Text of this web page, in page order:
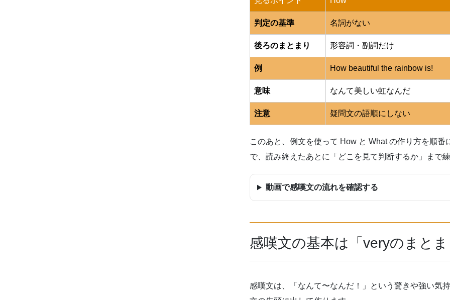
判定の基準 名詞がない
後ろのまとまり 形容詞・副詞だけ
例 How beautiful the rainbow is!
意味 なんて美しい虹なんだ
注意 疑問文の語順にしない
このあと、例文を使って How と What の作り方を順
で、読み終えたあとに「どこを見て判断するか」まで
動画で感嘆文の流れを確認する
感嘆文の基本は「veryのまと
感嘆文は、「なんて〜なんだ！」という驚きや強い気